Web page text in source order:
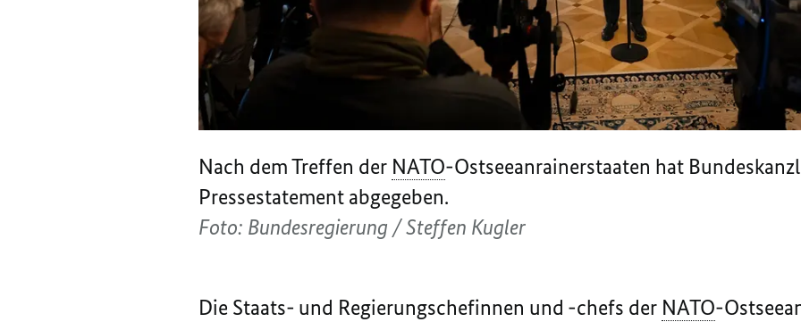
Nach dem Treffen der NATO-Ostseeanrainerstaaten hat
Pressestatement abgegeben.
Foto: Bundesregierung / Steffen Kugler
Die Staats- und Regierungschefinnen und -chefs der NATO-